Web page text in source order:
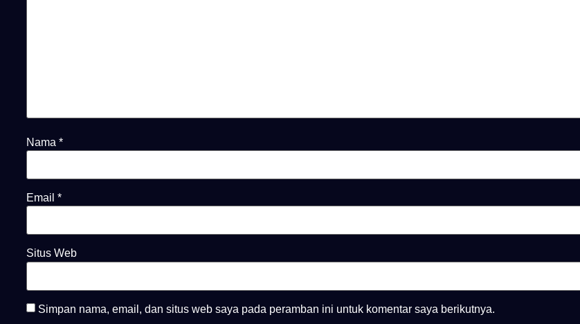
Nama *
Email *
Situs Web
Simpan nama, email, dan situs web saya pada peramban ini untuk komentar saya berikutnya.